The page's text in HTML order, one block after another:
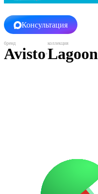
Консультация
AvistoLagoon